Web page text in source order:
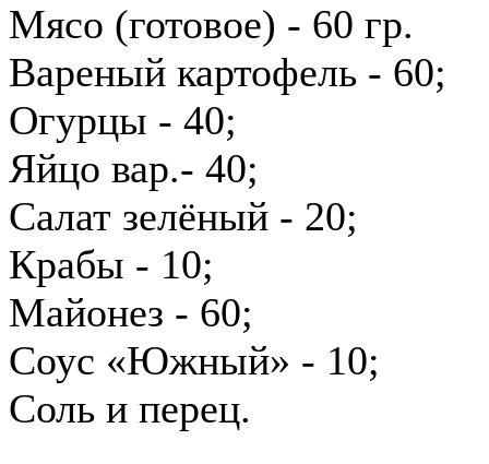
Мясо (готовое) - 60 гр.
Вареный картофель - 60;
Огурцы - 40;
Яйцо вар.- 40;
Салат зелёный - 20;
Крабы - 10;
Майонез - 60;
Соус «Южный» - 10;
Соль и перец.